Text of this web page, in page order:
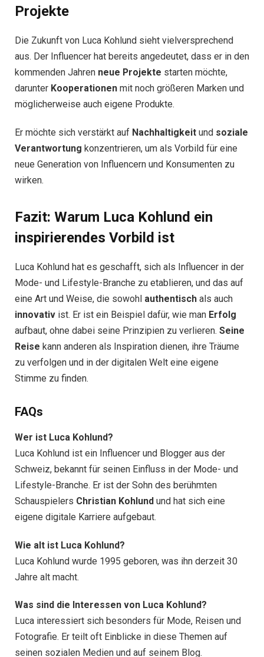
Projekte
Die Zukunft von Luca Kohlund sieht vielversprechend
aus. Der Influencer hat bereits angedeutet, dass er in den
kommenden Jahren neue Projekte starten möchte,
darunter Kooperationen mit noch größeren Marken und
möglicherweise auch eigene Produkte.
Er möchte sich verstärkt auf Nachhaltigkeit und soziale
Verantwortung konzentrieren, um als Vorbild für eine
neue Generation von Influencern und Konsumenten zu
wirken.
Fazit: Warum Luca Kohlund ein
inspirierendes Vorbild ist
Luca Kohlund hat es geschafft, sich als Influencer in der
Mode- und Lifestyle-Branche zu etablieren, und das auf
eine Art und Weise, die sowohl authentisch als auch
innovativ ist. Er ist ein Beispiel dafür, wie man Erfolg
aufbaut, ohne dabei seine Prinzipien zu verlieren. Seine
Reise kann anderen als Inspiration dienen, ihre Träume
zu verfolgen und in der digitalen Welt eine eigene
Stimme zu finden.
FAQs
Wer ist Luca Kohlund?
Luca Kohlund ist ein Influencer und Blogger aus der
Schweiz, bekannt für seinen Einfluss in der Mode- und
Lifestyle-Branche. Er ist der Sohn des berühmten
Schauspielers Christian Kohlund und hat sich eine
eigene digitale Karriere aufgebaut.
Wie alt ist Luca Kohlund?
Luca Kohlund wurde 1995 geboren, was ihn derzeit 30
Jahre alt macht.
Was sind die Interessen von Luca Kohlund?
Luca interessiert sich besonders für Mode, Reisen und
Fotografie. Er teilt oft Einblicke in diese Themen auf
seinen sozialen Medien und auf seinem Blog.